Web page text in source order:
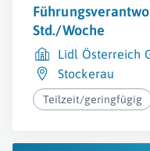
Std./Woche
Lidl Österreich
Stockerau
Teilzeit/geringfügig